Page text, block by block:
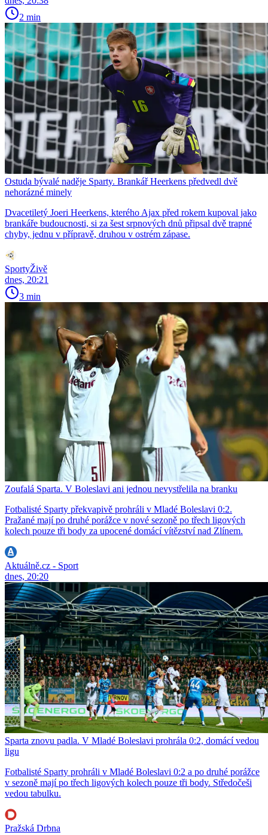
2 min
Ostuda bývalé naděje Sparty. Brankář Heerkens předvedl dvě
nehorázné minely
Dvacetiletý Joeri Heerkens, kterého Ajax před rokem kupoval jako
brankáře budoucnosti, si za šest srpnových dnů připsal dvě trapné
chyby, jednu v přípravě, druhou v ostrém zápase.
SportyŽivě
dnes, 20:21
3 min
Zoufalá Sparta. V Boleslavi ani jednou nevystřelila na branku
Fotbalisté Sparty překvapivě prohráli v Mladé Boleslavi 0:2.
Pražané mají po druhé porážce v nové sezoně po třech ligových
kolech pouze tři body za upocené domácí vítězství nad Zlínem.
Aktuálně.cz - Sport
dnes, 20:20
Sparta znovu padla. V Mladé Boleslavi prohrála 0:2, domácí vedou
ligu
Fotbalisté Sparty prohráli v Mladé Boleslavi 0:2 a po druhé porážce
v sezoně mají po třech ligových kolech pouze tři body. Středočeši
vedou tabulku.
Pražská Drbna